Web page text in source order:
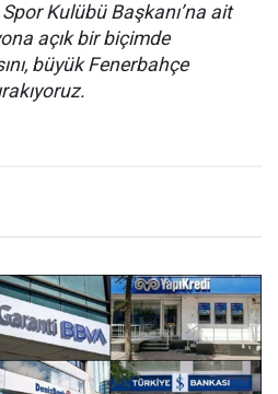
Kulübü Başkanı’na ait
açık bir biçimde
büyük Fenerbahçe